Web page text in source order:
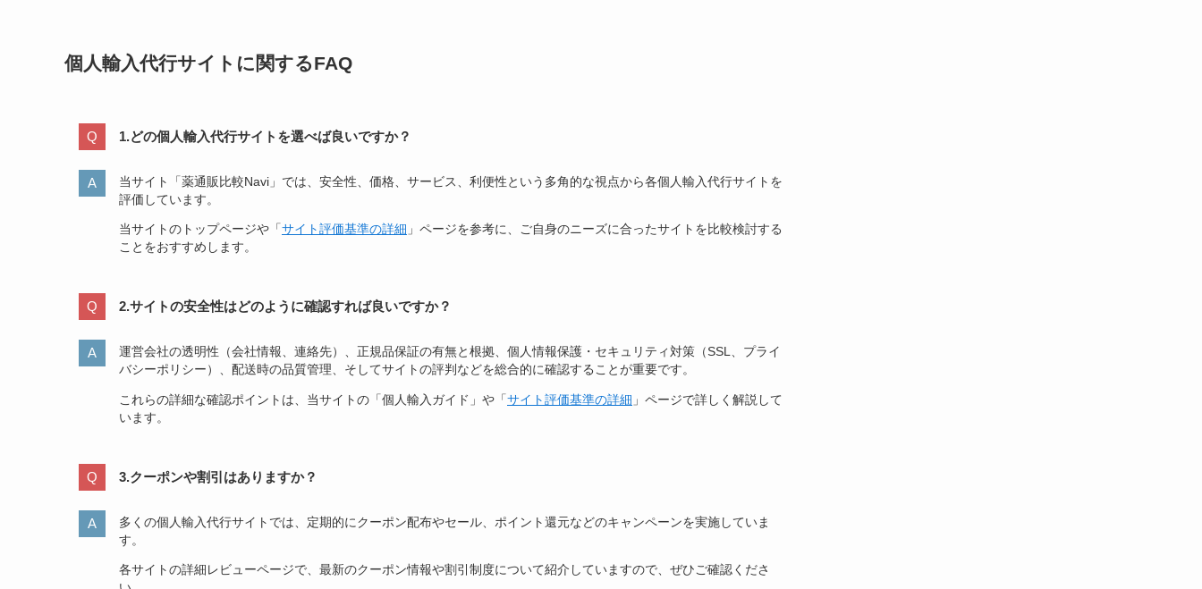
個人輸入代行サイトに関するFAQ
1.どの個人輸入代行サイトを選べば良いですか？
当サイト「薬通販比較Navi」では、安全性、価格、サービス、利便性という多角的な視点から各個人輸入代行サイトを
評価しています。
当サイトのトップページや「 サイト評価基準の詳細 」ページを参考に、ご自身のニーズに合ったサイトを比較検討する
ことをおすすめします。
2.サイトの安全性はどのように確認すれば良いですか？
運営会社の透明性（会社情報、連絡先）、正規品保証の有無と根拠、個人情報保護・セキュリティ対策（SSL、プライ
バシーポリシー）、配送時の品質管理、そしてサイトの評判などを総合的に確認することが重要です。
これらの詳細な確認ポイントは、当サイトの「個人輸入ガイド」や「サイト評価基準の詳細 」ページで詳しく解説して
います。
3.クーポンや割引はありますか？
多くの個人輸入代行サイトでは、定期的にクーポン配布やセール、ポイント還元などのキャンペーンを実施していま
す。
各サイトの詳細レビューページで、最新のクーポン情報や割引制度について紹介していますので、ぜひご確認くださ